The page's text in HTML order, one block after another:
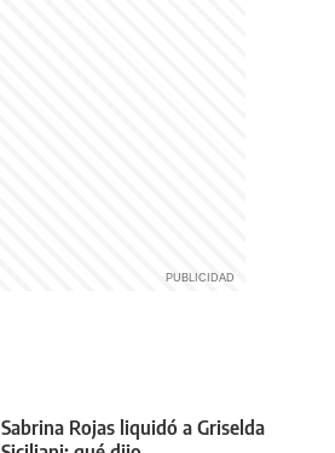
Sabrina Rojas liquidó a Griselda